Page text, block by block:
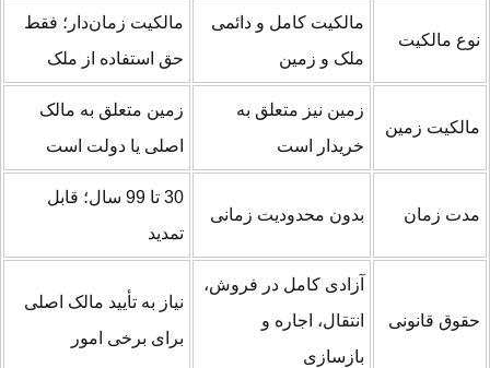
نوع مالکیت
مالکیت کامل و دائمی
ملک و زمین
مالکیت زمان‌دار؛ فقط
حق استفاده از ملک
مالکیت زمین
زمین نیز متعلق به
خریدار است
زمین متعلق به مالک
اصلی یا دولت است
مدت زمان بدون محدودیت زمانی
30 تا 99 سال؛ قابل
تمدید
حقوق قانونی
آزادی کامل در فروش،
انتقال، اجاره و
بازسازی
نیاز به تأیید مالک اصلی
برای برخی امور